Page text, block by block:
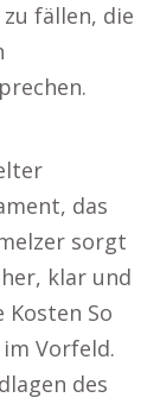
fällen, die
das
sorgt
klar und
Kosten So
Vorfeld.
des